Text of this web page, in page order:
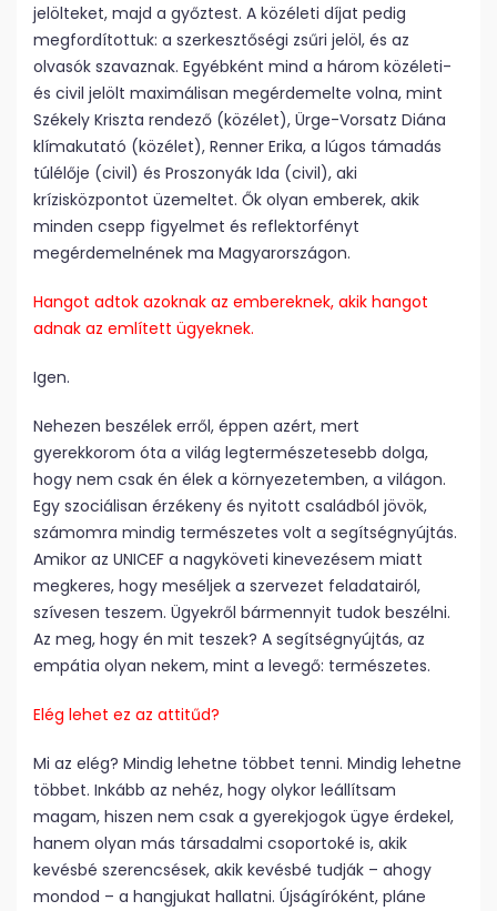
jelölteket, majd a győztest. A közéleti díjat pedig
megfordítottuk: a szerkesztőségi zsűri jelöl, és az
olvasók szavaznak. Egyébként mind a három közéleti-
és civil jelölt maximálisan megérdemelte volna, mint
Székely Kriszta rendező (közélet), Ürge-Vorsatz Diána
klímakutató (közélet), Renner Erika, a lúgos támadás
túlélője (civil) és Proszonyák Ida (civil), aki
krízisközpontot üzemeltet. Ők olyan emberek, akik
minden csepp figyelmet és reflektorfényt
megérdemelnének ma Magyarországon.
Hangot adtok azoknak az embereknek, akik hangot
adnak az említett ügyeknek.
Igen.
Nehezen beszélek erről, éppen azért, mert
gyerekkorom óta a világ legtermészetesebb dolga,
hogy nem csak én élek a környezetemben, a világon.
Egy szociálisan érzékeny és nyitott családból jövök,
számomra mindig természetes volt a segítségnyújtás.
Amikor az UNICEF a nagyköveti kinevezésem miatt
megkeres, hogy meséljek a szervezet feladatairól,
szívesen teszem. Ügyekről bármennyit tudok beszélni.
Az meg, hogy én mit teszek? A segítségnyújtás, az
empátia olyan nekem, mint a levegő: természetes.
Elég lehet ez az attitűd?
Mi az elég? Mindig lehetne többet tenni. Mindig lehetne
többet. Inkább az nehéz, hogy olykor leállítsam
magam, hiszen nem csak a gyerekjogok ügye érdekel,
hanem olyan más társadalmi csoportoké is, akik
kevésbé szerencsések, akik kevésbé tudják – ahogy
mondod – a hangjukat hallatni. Újságíróként, pláne